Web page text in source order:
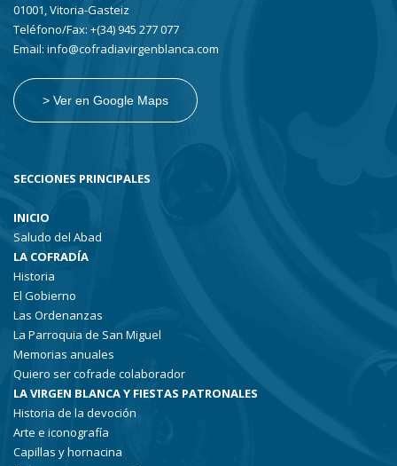
01001, Vitoria-Gasteiz
Teléfono/Fax: +(34) 945 277 077
Email: info@cofradiavirgenblanca.com
> Ver en Google Maps
SECCIONES PRINCIPALES
INICIO
Saludo del Abad
LA COFRADÍA
Historia
El Gobierno
Las Ordenanzas
La Parroquia de San Miguel
Memorias anuales
Quiero ser cofrade colaborador
LA VIRGEN BLANCA Y FIESTAS PATRONALES
Historia de la devoción
Arte e iconografía
Capillas y hornacina